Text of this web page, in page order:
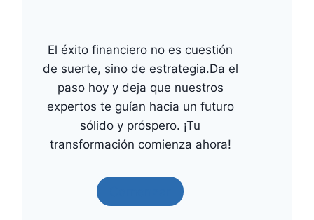
El éxito financiero no es cuestión
de suerte, sino de estrategia.Da el
paso hoy y deja que nuestros
expertos te guían hacia un futuro
sólido y próspero. ¡Tu
transformación comienza ahora!